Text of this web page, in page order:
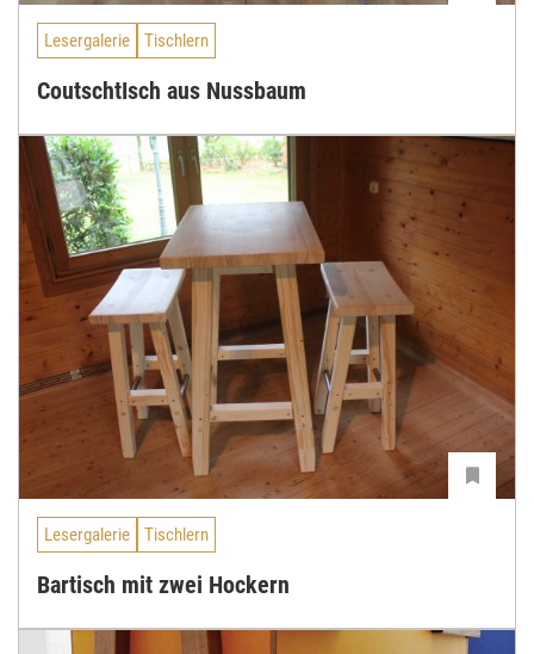
Lesergalerie Tischlern
CoutschtIsch aus Nussbaum
Lesergalerie Tischlern
Bartisch mit zwei Hockern